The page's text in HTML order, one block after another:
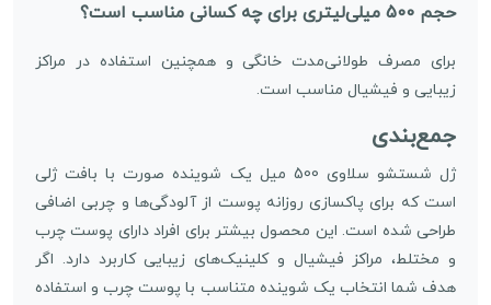
حجم 500 میلی‌لیتری برای چه کسانی مناسب است؟
برای مصرف طولانی‌مدت خانگی و همچنین استفاده در مراکز
زیبایی و فیشیال مناسب است.
جمع‌بندی
ژل شستشو سلاوی 500 میل یک شوینده صورت با بافت ژلی
است که برای پاکسازی روزانه پوست از آلودگی‌ها و چربی اضافی
طراحی شده است. این محصول بیشتر برای افراد دارای پوست چرب
و مختلط، مراکز فیشیال و کلینیک‌های زیبایی کاربرد دارد. اگر
هدف شما انتخاب یک شوینده متناسب با پوست چرب و استفاده